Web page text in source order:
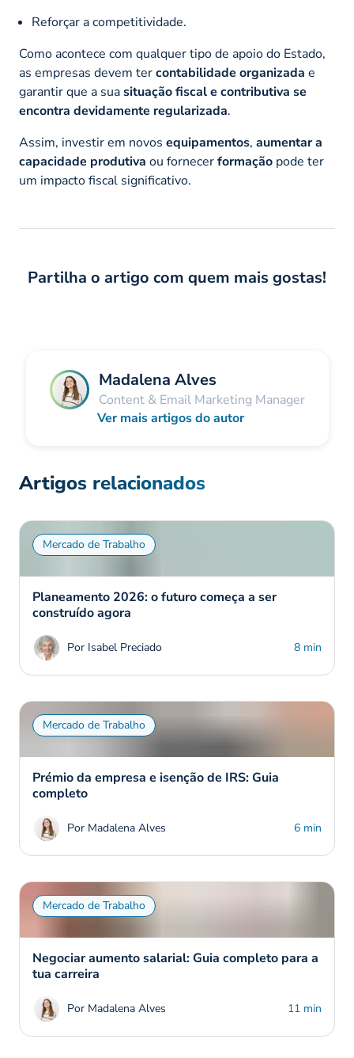
Reforçar a competitividade.
Como acontece com qualquer tipo de apoio do Estado,
as empresas devem tercontabilidade organizada e
garantir que a suasituação fiscal e contributiva se
encontra devidamente regularizada.
Assim, investir em novos equipamentos, aumentar a
capacidade produtiva ou fornecerformação pode ter
um impacto fiscal significativo.
Partilha o artigo com quem mais gostas!
Madalena Alves
Content & Email Marketing Manager
Ver mais artigos do autor
Artigos relacionados
Mercado de Trabalho
Planeamento 2026: o futuro começa a ser
construído agora
Por Isabel Preciado 8 min
Mercado de Trabalho
Prémio da empresa e isenção de IRS: Guia
completo
Por Madalena Alves 6 min
Mercado de Trabalho
Negociar aumento salarial: Guia completo para a
tua carreira
Por Madalena Alves 11 min